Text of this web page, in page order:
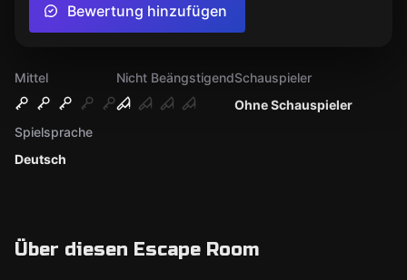
Mittel
Nicht Beängstigend
Ohne Schauspieler
Schauspieler
Deutsch
Spielsprache
Über diesen Escape Room
Bewertung hinzufügen